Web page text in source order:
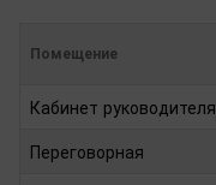
Помещение
Кабинет руководителя
Переговорная